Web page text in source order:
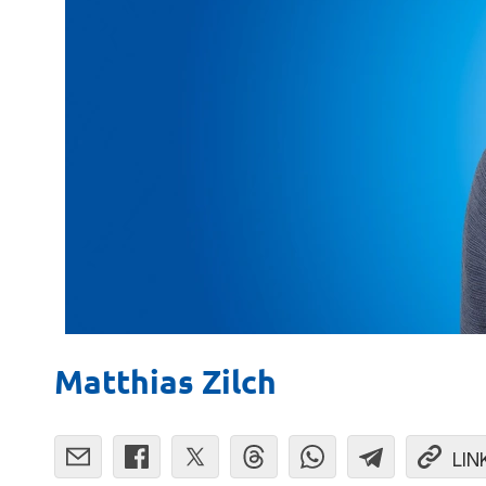
Matthias Zilch